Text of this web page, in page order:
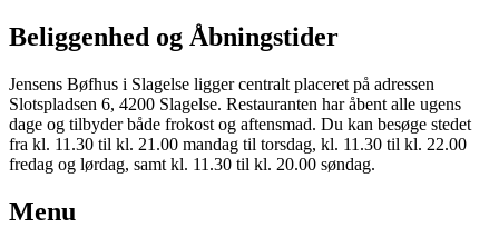
Beliggenhed og Åbningstider
Jensens Bøfhus i Slagelse ligger centralt placeret på adressen
Slotspladsen 6, 4200 Slagelse. Restauranten har åbent alle ugens
dage og tilbyder både frokost og aftensmad. Du kan besøge stedet
fra kl. 11.30 til kl. 21.00 mandag til torsdag, kl. 11.30 til kl. 22.00
fredag og lørdag, samt kl. 11.30 til kl. 20.00 søndag.
Menu